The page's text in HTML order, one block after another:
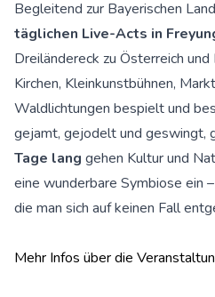
Begleitend zur Bayerischen
täglichen Live-Acts in
Dreiländereck zu Österreich
Kirchen, Kleinkunstbühnen,
Waldlichtungen bespielt und
gejamt, gejodelt und geswingt,
Tage lang gehen Kultur und
eine wunderbare Symbiose ein
die man sich auf keinen Fall
Mehr Infos über die